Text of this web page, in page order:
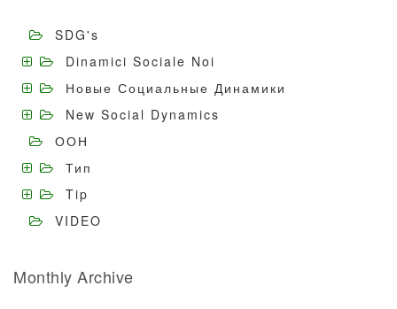
SDG's
Dinamici Sociale Noi
Новые Социальные Динамики
New Social Dynamics
ООН
Тип
Tip
VIDEO
Monthly Archive